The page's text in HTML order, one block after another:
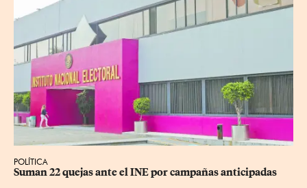
POLÍTICA
Suman 22 quejas ante el INE por campañas anticipadas